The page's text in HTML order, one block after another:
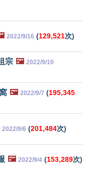
2022/9/16 (129,521次)
宗 🖼️ 2022/9/10
🖼️ 2022/9/7 (195,345
2022/9/6 (201,484次)
🖼️ 2022/9/4 (153,289次)